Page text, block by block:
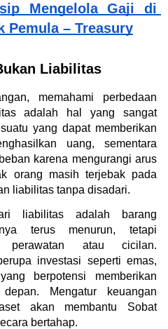
Mengelola Gaji di
Pemula – Treasury
Liabilitas
memahami perbedaan
adalah hal yang sangat
yang dapat memberikan
uang, sementara
karena mengurangi arus
orang masih terjebak pada
liabilitas tanpa disadari.
liabilitas adalah barang
terus menurun, tetapi
perawatan atau cicilan.
investasi seperti emas,
berpotensi memberikan
Mengatur keuangan
akan membantu Sobat
bertahap.